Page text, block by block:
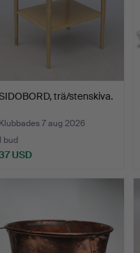
trä/stenskiva.
7 aug 2026
bud
USD